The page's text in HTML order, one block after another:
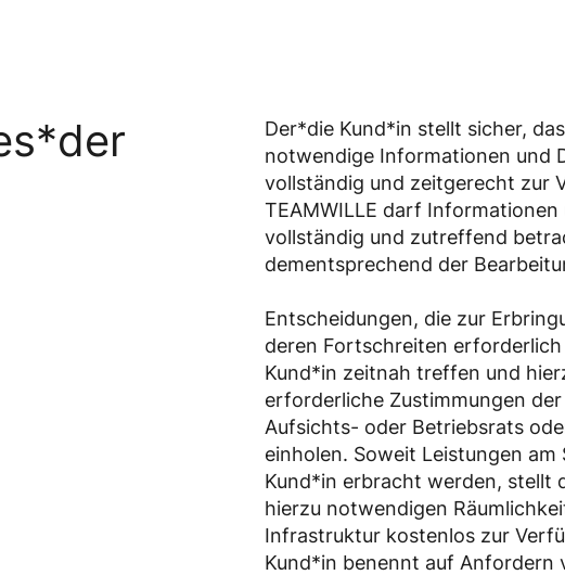
Der*die Kund*in stellt sicher,
notwendige Informationen und
vollständig und zeitgerecht zur
TEAMWILLE darf Informationen
vollständig und zutreffend
dementsprechend der
Entscheidungen, die zur
deren Fortschreiten
Kund*in zeitnah treffen und
erforderliche Zustimmungen
Aufsichts- oder Betriebsrats
einholen. Soweit Leistungen
Kund*in erbracht werden, stellt
hierzu notwendigen
Infrastruktur kostenlos zur
Kund*in benennt auf Anfordern